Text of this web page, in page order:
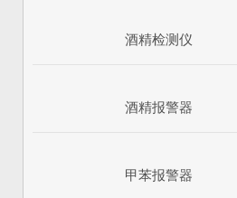
酒精检测仪
酒精报警器
甲苯报警器